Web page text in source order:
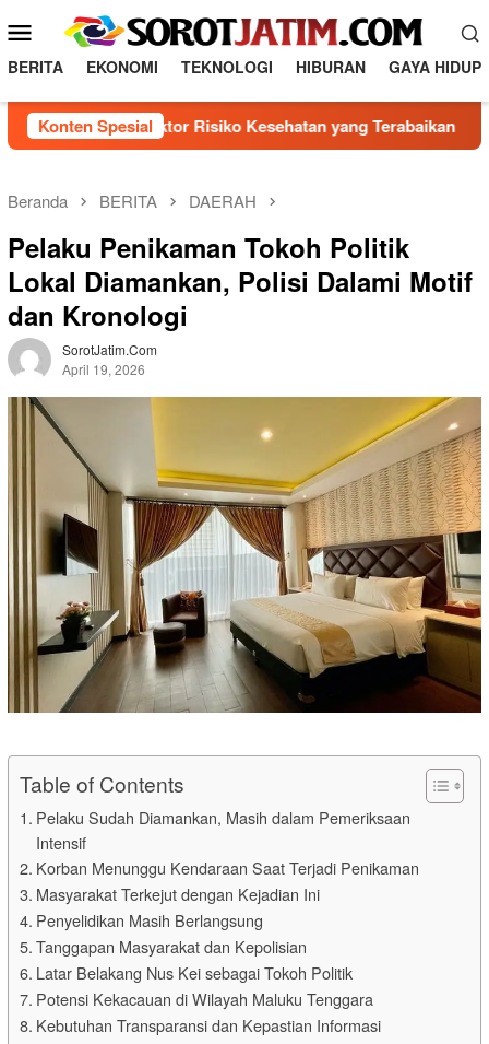
o
a
e
u
M
b
i
l
e
BERITA EKONOMI TEKNOLOGI HIBURAN GAYA HIDUP
Konten Spesial
5 Faktor Risiko Kesehatan yang Terabaikan
Beranda BERITA DAERAH
Pelaku Penikaman Tokoh Politik
Lokal Diamankan, Polisi Dalami Motif
dan Kronologi
SorotJatim.com
April 19, 2026
Table of Contents
Pelaku Sudah Diamankan, Masih dalam Pemeriksaan
Intensif
Korban Menunggu Kendaraan Saat Terjadi Penikaman
Masyarakat Terkejut dengan Kejadian Ini
Penyelidikan Masih Berlangsung
Tanggapan Masyarakat dan Kepolisian
Latar Belakang Nus Kei sebagai Tokoh Politik
Potensi Kekacauan di Wilayah Maluku Tenggara
Kebutuhan Transparansi dan Kepastian Informasi